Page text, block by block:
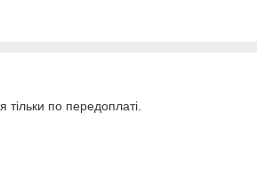
тільки по передоплаті.